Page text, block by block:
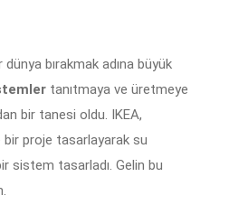
bırakmak adına büyük
tanıtmaya ve üretmeye
bir tanesi oldu. IKEA,
bir proje tasarlayarak su
sistem tasarladı. Gelin bu